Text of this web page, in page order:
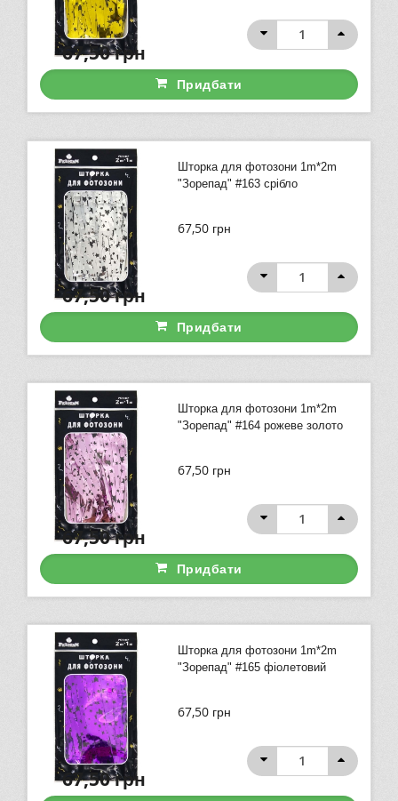
67,50грн
Придбати
Шторка для фотозони 1m*2m
"Зорепад" #163 срібло
67,50 грн
67,50грн
Придбати
Шторка для фотозони 1m*2m
"Зорепад" #164 рожеве золото
67,50 грн
67,50грн
Придбати
Шторка для фотозони 1m*2m
"Зорепад" #165 фіолетовий
67,50 грн
67,50грн